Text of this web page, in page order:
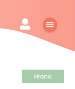
Hrana